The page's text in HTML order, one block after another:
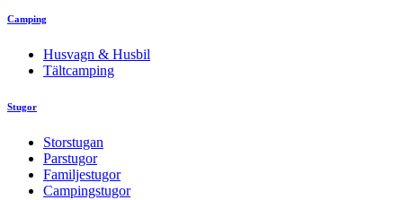
Camping
Husvagn & Husbil
Tältcamping
Stugor
Storstugan
Parstugor
Familjestugor
Campingstugor